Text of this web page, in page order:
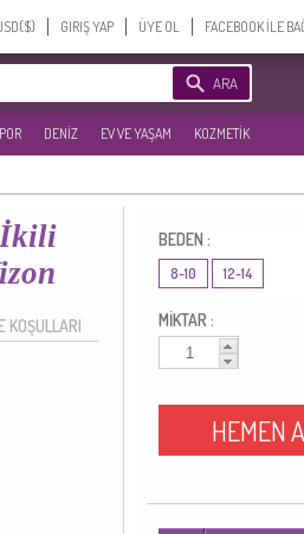
GIRIŞ YAP ÜYE OL FACEBOOK İLE
ARA
DENİZ EV VE YAŞAM KOZMETİK
İkili
KOŞULLARI
BEDEN :
8-10 12-14
MİKTAR :
HEMEN